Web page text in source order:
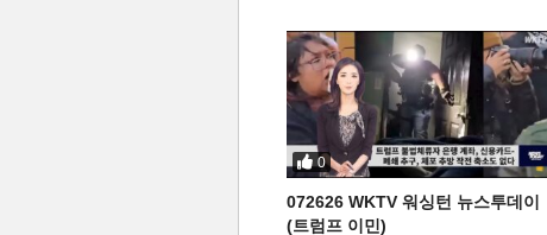
0
072626 WKTV 워싱턴 뉴스투데이
(트럼프 이민)